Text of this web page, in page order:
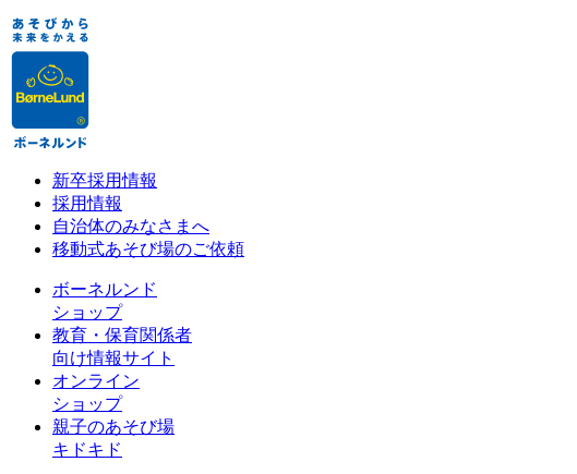
新卒採用情報
採用情報
自治体のみなさまへ
移動式あそび場のご依頼
ボーネルンド
ショップ
教育・保育関係者
向け情報サイト
オンライン
ショップ
親子のあそび場
キドキド